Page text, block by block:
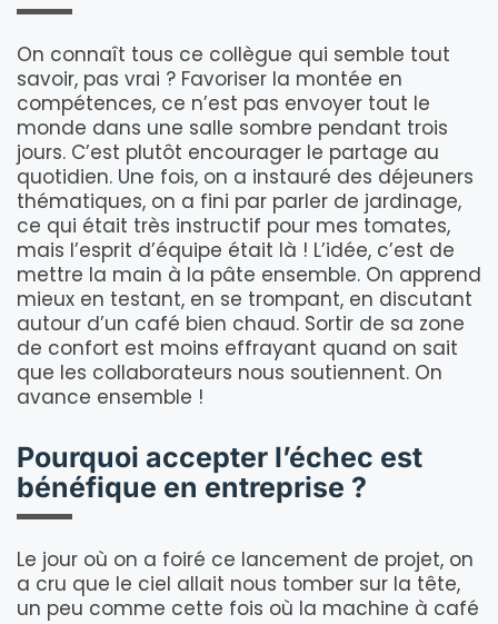
On connaît tous ce collègue qui semble tout
savoir, pas vrai ? Favoriser la montée en
compétences, ce n’est pas envoyer tout le
monde dans une salle sombre pendant trois
jours. C’est plutôt encourager le partage au
quotidien. Une fois, on a instauré des déjeuners
thématiques, on a fini par parler de jardinage,
ce qui était très instructif pour mes tomates,
mais l’esprit d’équipe était là ! L’idée, c’est de
mettre la main à la pâte ensemble. On apprend
mieux en testant, en se trompant, en discutant
autour d’un café bien chaud. Sortir de sa zone
de confort est moins effrayant quand on sait
que les collaborateurs nous soutiennent. On
avance ensemble !
Pourquoi accepter l’échec est
bénéfique en entreprise ?
Le jour où on a foiré ce lancement de projet, on
a cru que le ciel allait nous tomber sur la tête,
un peu comme cette fois où la machine à café